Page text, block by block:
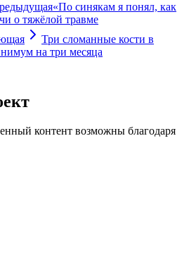
«По синякам я понял, как
о тяжёлой травме
Три сломанные кости в
на три месяца
контент возможны благодаря